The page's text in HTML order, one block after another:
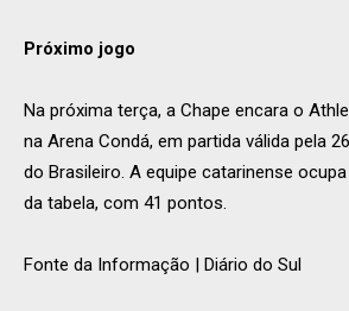
Próximo jogo
Na próxima terça, a Chape encara o
na Arena Condá, em partida válida pela
do Brasileiro. A equipe catarinense
da tabela, com 41 pontos.
Fonte da Informação | Diário do Sul